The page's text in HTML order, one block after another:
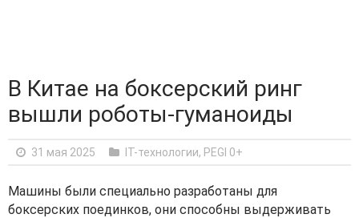
В Китае на боксерский ринг
вышли роботы-гуманоиды
31 мая 2025 IT-технологии, PEGI 0+
Машины были специально разработаны для
боксерских поединков, они способны выдерживать